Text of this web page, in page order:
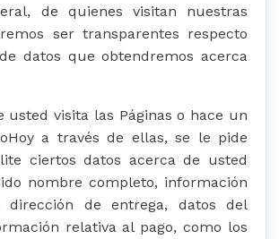
de quienes visitan nuestras
ser transparentes respecto
datos que obtendremos acerca
usted visita las Páginas o hace un
a través de ellas, se le pide
ciertos datos acerca de usted
nombre completo, información
dirección de entrega, datos del
relativa al pago, como los